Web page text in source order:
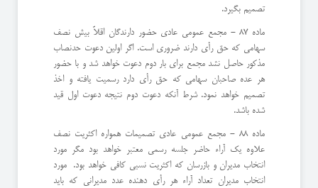
تصمیم بگیرد.
ماده 87 - مجمع عمومی عادی حضور دارندگان اقلاً بیش نصف
سهامی که حق رأى دارند ضروری است. اگر اولین دعوت حدنصاب
مذکور حاصل نشد مجمع برای بار دوم دعوت خواهد شد و با حضور
هر عده صاحبان سهامی که حق رأى دارد رسمیت یافته و اخذ
تصمیم خواهد نمود. شرط آنکه دعوت دوم نتیجه دعوت اول قید
شده باشد.
ماده 88 - مجمع عمومی عادی تصمیمات همواره اکثریت نصف
علاوه یک آراء حاضر جلسه رسمی معتبر خواهد بود مگر مورد
انتخاب مدیران و بازرسان که اکثریت نسبی کافی خواهد بود. مورد
انتخاب مدیران تعداد آراء هر رأى دهنده عدد مدیرانی که باید